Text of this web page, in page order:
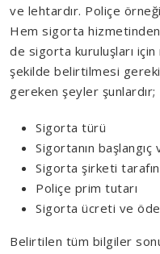
ve lehtardır. Poliçe
Hem sigorta
de sigorta kuruluşları
şekilde belirtilmesi
gereken şeyler şunlardır;
Sigorta türü
Sigortanın
Sigorta şirketi
Poliçe prim tutarı
Sigorta ücreti ve
Belirtilen tüm bilgiler